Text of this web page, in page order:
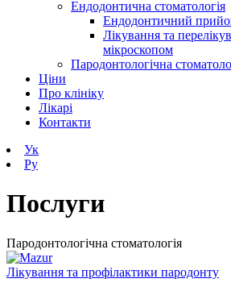
Ендодонтична стоматологія
Ендодонтичний
Лікування та
мікроскопом
Пародонтологічна
Ціни
Про клініку
Лікарі
Контакти
Ук
Ру
Послуги
Пародонтологічна стоматологія
Лікування та профілактики пародонту